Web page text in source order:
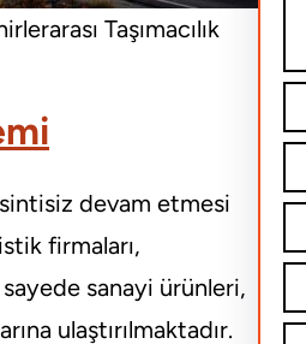
Taşımacılık
devam etmesi
firmaları,
sanayi ürünleri,
ulaştırılmaktadır.